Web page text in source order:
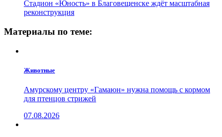
Стадион «Юность» в Благовещенске ждёт масштабная
реконструкция
Материалы по теме:
Животные
Амурскому центру «Гамаюн» нужна помощь с кормом
для птенцов стрижей
07.08.2026